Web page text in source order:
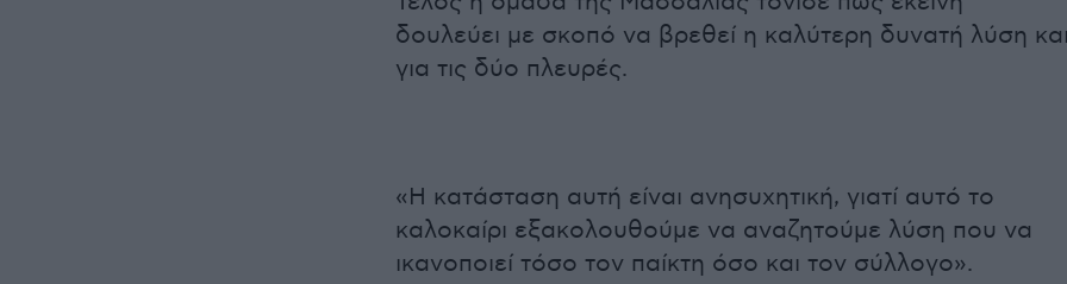
δουλεύει με σκοπό να βρεθεί η καλύτερη δυνατή λύση
για τις δύο πλευρές.
«Η κατάσταση αυτή είναι ανησυχητική, γιατί αυτό το
καλοκαίρι εξακολουθούμε να αναζητούμε λύση που να
ικανοποιεί τόσο τον παίκτη όσο και τον σύλλογο».